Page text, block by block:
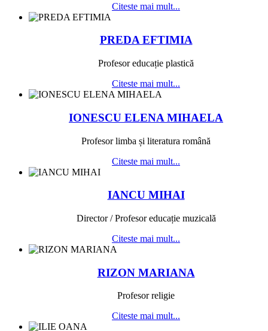
Citeste mai mult...
PREDA EFTIMIA
Profesor educație plastică
Citeste mai mult...
IONESCU ELENA MIHAELA
Profesor limba și literatura română
Citeste mai mult...
IANCU MIHAI
Director / Profesor educație muzicală
Citeste mai mult...
RIZON MARIANA
Profesor religie
Citeste mai mult...